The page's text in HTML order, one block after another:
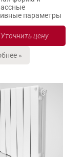
параметры
Уточнить цену
»